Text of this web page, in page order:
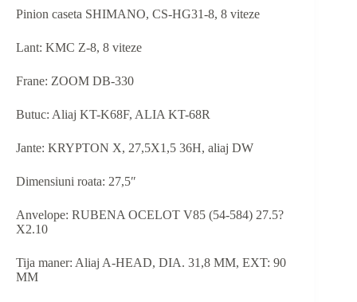
Pinion caseta SHIMANO, CS-HG31-8, 8 viteze
Lant: KMC Z-8, 8 viteze
Frane: ZOOM DB-330
Butuc: Aliaj KT-K68F, ALIA KT-68R
Jante: KRYPTON X, 27,5X1,5 36H, aliaj DW
Dimensiuni roata: 27,5″
Anvelope: RUBENA OCELOT V85 (54-584) 27.5?
X2.10
Tija maner: Aliaj A-HEAD, DIA. 31,8 MM, EXT: 90
MM